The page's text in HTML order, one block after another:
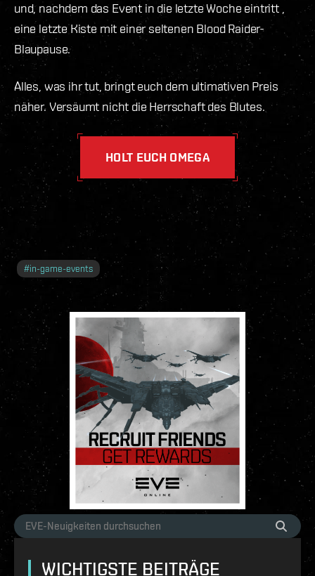
und, nachdem das Event in die letzte Woche eintritt ,
eine letzte Kiste mit einer seltenen Blood Raider-
Blaupause.
Alles, was ihr tut, bringt euch dem ultimativen Preis
näher. Versäumt nicht die Herrschaft des Blutes.
HOLT EUCH OMEGA
#in-game-events
WICHTIGSTE BEITRÄGE